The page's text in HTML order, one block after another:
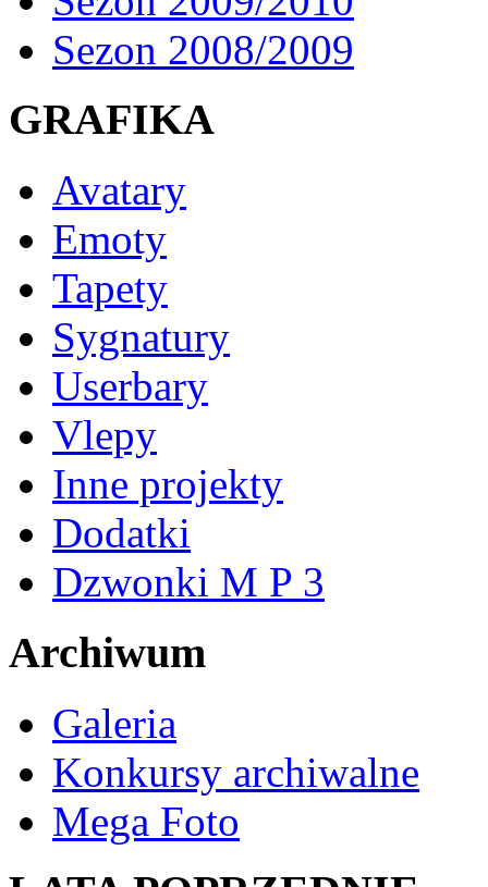
Sezon 2008/2009
GRAFIKA
Avatary
Emoty
Tapety
Sygnatury
Userbary
Vlepy
Inne projekty
Dodatki
Dzwonki M P 3
Archiwum
Galeria
Konkursy archiwalne
Mega Foto